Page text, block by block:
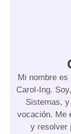
Mi nombre
Carol-Ing.
Sistemas,
vocación. Me
y resolver